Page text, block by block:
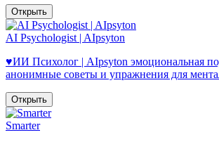
Открыть
AI Psychologist | AIpsyton
♥️ИИ Психолог | AIpsyton эмоциональная
анонимные советы и упражнения для
Открыть
Smarter